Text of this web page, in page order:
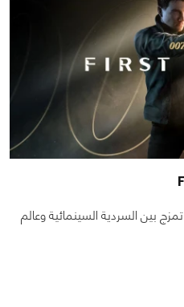
ولادة سينمائية مذهلة للعميل 007 تمزج بين السردية السينمائية وعالم